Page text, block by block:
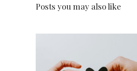
Posts you may also like